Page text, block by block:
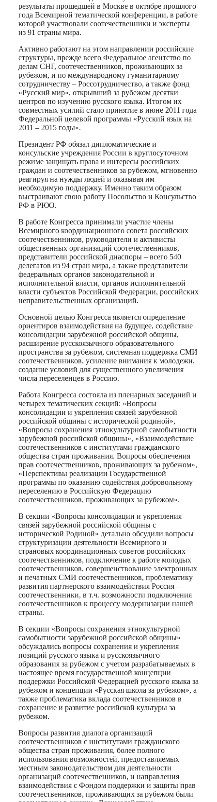
результаты прошедшей в Москве в октябре прошлого
года Всемирной тематической конференции, в работе
которой участвовали соотечественники и эксперты
из 91 страны мира.
Активно работают на этом направлении российские
структуры, прежде всего Федеральное агентство по
делам СНГ, соотечественников, проживающих за
рубежом, и по международному гуманитарному
сотрудничеству – Россотрудничество, а также фонд
«Русский мир», открывший за рубежом десятки
центров по изучению русского языка. Итогом их
совместных усилий стало принятие в июне 2011 года
Федеральной целевой программы «Русский язык на
2011 – 2015 годы».
Президент РФ обязал дипломатические и
консульские учреждения России в круглосуточном
режиме защищать права и интересы российских
граждан и соотечественников за рубежом, мгновенно
реагируя на нужды людей и оказывая им
необходимую поддержку. Именно таким образом
выстраивают свою работу Посольство и Консульство
РФ в РЮО.
В работе Конгресса принимали участие члены
Всемирного координационного совета российских
соотечественников, руководители и активисты
общественных организаций соотечественников,
представители российской диаспоры – всего 540
делегатов из 94 стран мира, а также представители
федеральных органов законодательной и
исполнительной власти, органов исполнительной
власти субъектов Российской Федерации, российских
неправительственных организаций.
Основной целью Конгресса является определение
ориентиров взаимодействия на будущее, содействие
консолидации зарубежной российской общины,
расширение русскоязычного образовательного
пространства за рубежом, системная поддержка СМИ
соотечественников, усиление внимания к молодежи,
создание условий для существенного увеличения
числа переселенцев в Россию.
Работа Конгресса состояла из пленарных заседаний и
четырех тематических секций: «Вопросы
консолидации и укрепления связей зарубежной
российской общины с исторической родиной»,
«Вопросы сохранения этнокультурной самобытности
зарубежной российской общины», «Взаимодействие
соотечественников с институтами гражданского
общества стран проживания. Вопросы обеспечения
прав соотечественников, проживающих за рубежом»,
«Перспективы реализации Государственной
программы по оказанию содействия добровольному
переселению в Российскую Федерацию
соотечественников, проживающих за рубежом».
В секции «Вопросы консолидации и укрепления
связей зарубежной российской общины с
исторической Родиной» детально обсудили вопросы
структуризации деятельности Всемирного и
страновых координационных советов российских
соотечественников, подключение к работе молодых
соотечественников, совершенствование электронных
и печатных СМИ соотечественников, проблематику
развития партнерского взаимодействия Россия –
соотечественники, в т.ч. возможности подключения
соотечественников к процессу модернизации нашей
страны.
В секции «Вопросы сохранения этнокультурной
самобытности зарубежной российской общины»
обсуждались вопросы сохранения и укрепления
позиций русского языка и русскоязычного
образования за рубежом с учетом разрабатываемых в
настоящее время государственной концепции
поддержки Российской Федерацией русского языка за
рубежом и концепции «Русская школа за рубежом», а
также проблематика вклада соотечественников в
сохранение и развитие российской культуры за
рубежом.
Вопросы развития диалога организаций
соотечественников с институтами гражданского
общества стран проживания, более полного
использования возможностей, предоставляемых
местным законодательством для деятельности
организаций соотечественников, и направления
взаимодействия с Фондом поддержки и защиты прав
соотечественников, проживающих за рубежом были